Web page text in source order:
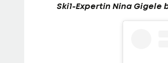
Ski1-Expertin Nina Gigele